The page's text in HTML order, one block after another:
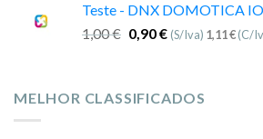
Teste - DNX DOMOTICA
1,00€ 0,90€ (S/Iva) 1,11€(C/
MELHOR CLASSIFICADOS